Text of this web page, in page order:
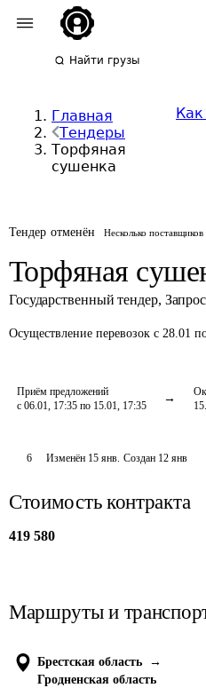
Найти грузы
Главная
Тендеры
Торфяная
сушенка
Как
Тендер отменён Несколько поставщиков
Торфяная
Государственный тендер,
Осуществление перевозок с 28.01
Приём предложений
с 06.01, 17:35 по 15.01, 17:35
6 Изменён 15 янв. Создан 12 янв
Стоимость контракта
419 580
Маршруты и
Брестская область
→
Гродненская область